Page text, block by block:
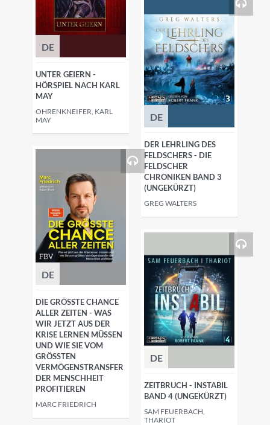
DE
UNTER GEIERN -
HÖRSPIEL NACH KARL
MAY
OHRENKNEIFER, KARL
MAY
DE
DER LEHRLING DES
FELDSCHERS - DIE
FELDSCHER
CHRONIKEN BAND 3
(UNGEKÜRZT)
GREG WALTERS
DE
DIE GRÖSSTE CHANCE A
LLER ZEITEN - WAS W
IR JETZT AUS DER K
RISE LERNEN MÜSSEN U
ND WIE SIE VOM G
RÖSSTEN VE
RMÖGENSTRANSFER DE
R MENSCHHEIT PR
OFITIEREN
MARC FRIEDRICH
DE
ZEITBRUCH - INSTABIL
BAND 4 (UNGEKÜRZT)
SAM FEUERBACH,
THARIOT